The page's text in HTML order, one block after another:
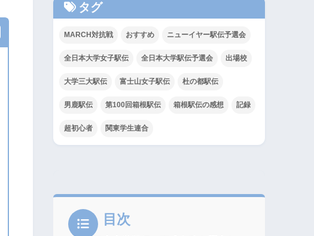
タグ
MARCH対抗戦 おすすめ ニューイヤー駅伝予選会
全日本大学女子駅伝 全日本大学駅伝予選会 出場校
大学三大駅伝 富士山女子駅伝 杜の都駅伝
男鹿駅伝 第100回箱根駅伝 箱根駅伝の感想 記録
超初心者 関東学生連合
目次